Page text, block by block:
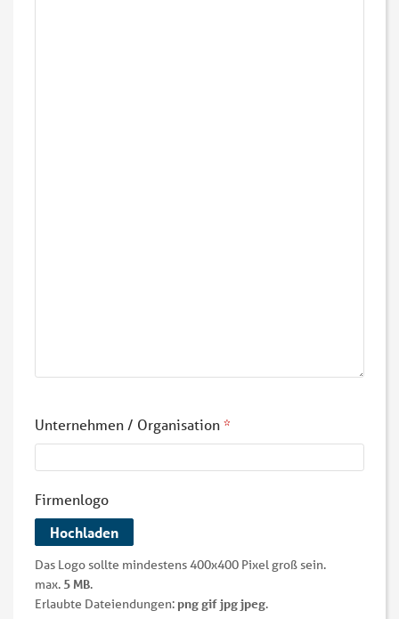
Unternehmen / Organisation*
Firmenlogo
Hochladen
Das Logo sollte mindestens 400x400 Pixel groß sein.
max. 5 MB.
Erlaubte Dateiendungen: png gif jpg jpeg.